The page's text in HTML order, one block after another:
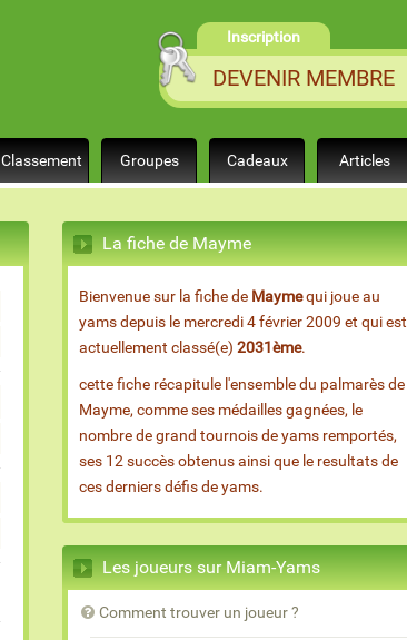
Inscription
DEVENIR MEMBRE
Classement Groupes Cadeaux Articles
La fiche de Mayme
Bienvenue sur la fiche de Maymequi joue au
yams depuis le mercredi 4 février 2009 et qui est
actuellement classé(e)2031ème.
cette fiche récapitule l'ensemble du palmarès de
Mayme, comme ses médailles gagnées, le
nombre de grand tournois de yams remportés,
ses 12 succès obtenus ainsi que le resultats de
ces derniers défis de yams.
Les joueurs sur Miam-Yams
Comment trouver un joueur ?